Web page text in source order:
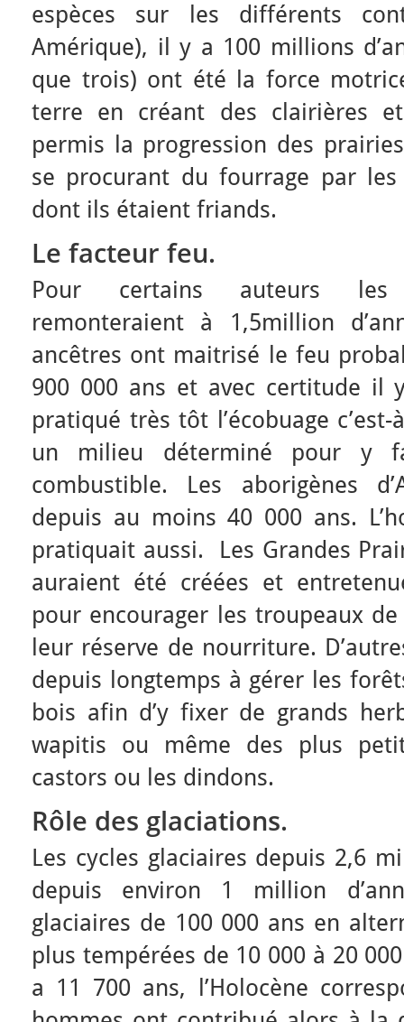
espèces sur les différents
Amérique), il y a 100 millions
que trois) ont été la force
terre en créant des clairières
permis la progression des
se procurant du fourrage par
dont ils étaient friands.
Le facteur feu.
Pour certains auteurs les
remonteraient à 1,5million
ancêtres ont maitrisé le feu
900 000 ans et avec certitude il
pratiqué très tôt l’écobuage
un milieu déterminé pour y
combustible. Les aborigènes
depuis au moins 40 000 ans.
pratiquait aussi. Les Grandes
auraient été créées et
pour encourager les troupeaux
leur réserve de nourriture.
depuis longtemps à gérer les
bois afin d’y fixer de grands
wapitis ou même des plus
castors ou les dindons.
Rôle des glaciations.
Les cycles glaciaires depuis 2,6
depuis environ 1 million
glaciaires de 100 000 ans en
plus tempérées de 10 000 à 20
a 11 700 ans, l’Holocène